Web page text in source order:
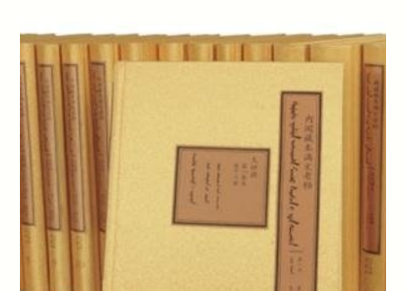
王
岐
山
说
的
田
谁？